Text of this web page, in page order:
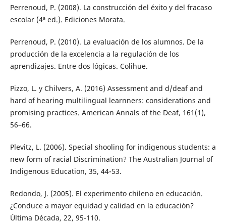
Perrenoud, P. (2008). La construcción del éxito y del fracaso
escolar (4ª ed.). Ediciones Morata.
Perrenoud, P. (2010). La evaluación de los alumnos. De la
producción de la excelencia a la regulación de los
aprendizajes. Entre dos lógicas. Colihue.
Pizzo, L. y Chilvers, A. (2016) Assessment and d/deaf and
hard of hearing multilingual learnners: considerations and
promising practices. American Annals of the Deaf, 161(1),
56–66.
Plevitz, L. (2006). Special shooling for indigenous students: a
new form of racial Discrimination? The Australian Journal of
Indigenous Education, 35, 44-53.
Redondo, J. (2005). El experimento chileno en educación.
¿Conduce a mayor equidad y calidad en la educación?
Última Década, 22, 95-110.